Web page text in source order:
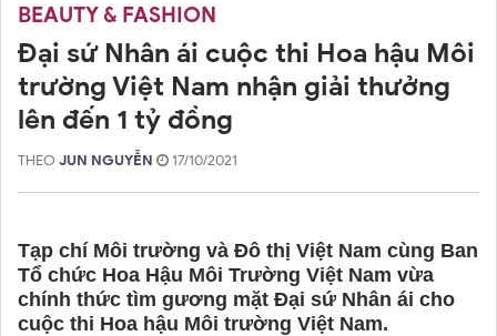
BEAUTY & FASHION
Đại sứ Nhân ái cuộc thi Hoa hậu Môi
trường Việt Nam nhận giải thưởng
lên đến 1 tỷ đồng
THEO JUN NGUYỄN 17/10/2021
Tạp chí Môi trường và Đô thị Việt Nam cùng Ban
Tổ chức Hoa Hậu Môi Trường Việt Nam vừa
chính thức tìm gương mặt Đại sứ Nhân ái cho
cuộc thi Hoa hậu Môi trường Việt Nam.